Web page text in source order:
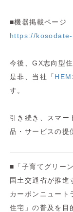
■機器掲載ページ
https://
今後、GX志向型
是非、当社「
す。
引き続き、スマー
品・サービスの提
■「子育てグリー
国土交通省が推進
カーボンニュート
住宅」の普及を目